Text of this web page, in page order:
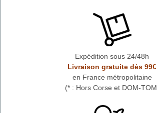
Expédition sous 24/48h
Livraison gratuite dès 99€
en France métropolitaine
(* : Hors Corse et DOM-